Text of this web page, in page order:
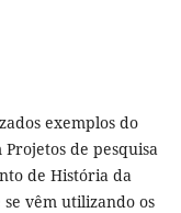
exemplos do
de pesquisa
de História da
vêm utilizando os